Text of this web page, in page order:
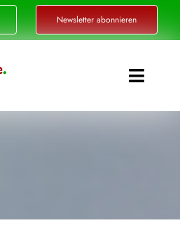
Newsletter abonnieren
Toggle